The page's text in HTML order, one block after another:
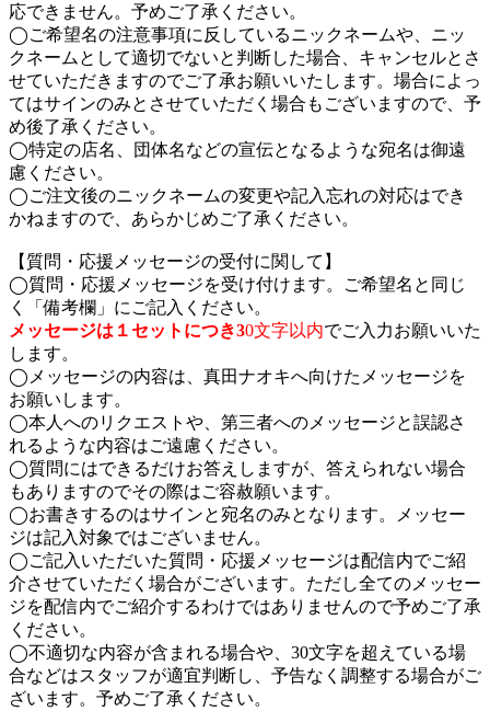
応できません。予めご了承ください。
◯ご希望名の注意事項に反しているニックネームや、ニッ
クネームとして適切でないと判断した場合、キャンセルとさ
せていただきますのでご了承お願いいたします。場合によっ
てはサインのみとさせていただく場合もございますので、予
め後了承ください。
◯特定の店名、団体名などの宣伝となるような宛名は御遠
慮ください。
◯ご注文後のニックネームの変更や記入忘れの対応はでき
かねますので、あらかじめご了承ください。
【質問・応援メッセージの受付に関して】
◯質問・応援メッセージを受け付けます。ご希望名と同じ
く「備考欄」にご記入ください。
メッセージは１セットにつき30文字以内でご入力お願いいた
します。
◯メッセージの内容は、真田ナオキへ向けたメッセージを
お願いします。
◯本人へのリクエストや、第三者へのメッセージと誤認さ
れるような内容はご遠慮ください。
◯質問にはできるだけお答えしますが、答えられない場合
もありますのでその際はご容赦願います。
◯お書きするのはサインと宛名のみとなります。メッセー
ジは記入対象ではございません。
◯ご記入いただいた質問・応援メッセージは配信内でご紹
介させていただく場合がございます。ただし全てのメッセー
ジを配信内でご紹介するわけではありませんので予めご了承
ください。
◯不適切な内容が含まれる場合や、30文字を超えている場
合などはスタッフが適宜判断し、予告なく調整する場合がご
ざいます。予めご了承ください。